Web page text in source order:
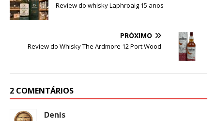
Review do whisky Laphroaig 15 anos
PRÓXIMO
Review do Whisky The Ardmore 12 Port Wood
2 COMENTÁRIOS
Denis